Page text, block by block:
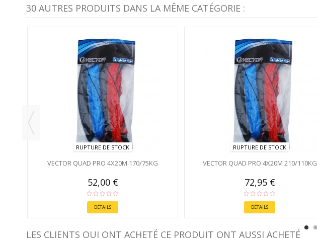
30 AUTRES PRODUITS DANS LA MÊME CATÉGORIE :
RUPTURE DE STOCK
VECTOR QUAD PRO 4X20M 170/75KG
52,00 €
DÉTAILS
RUPTURE DE STOCK
VECTOR QUAD PRO 4X20M 210/110KG
72,95 €
DÉTAILS
LES CLIENTS QUI ONT ACHETÉ CE PRODUIT ONT AUSSI ACHETÉ